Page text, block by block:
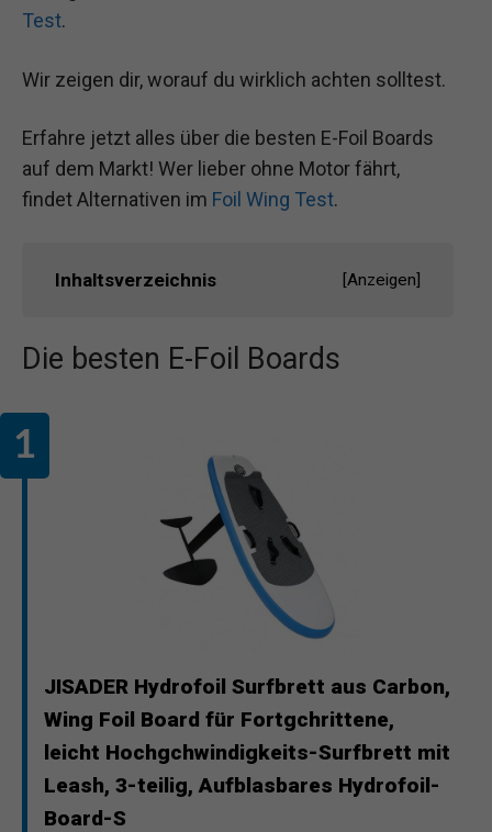
Test.
Wir zeigen dir, worauf du wirklich achten solltest.
Erfahre jetzt alles über die besten E-Foil Boards
auf dem Markt! Wer lieber ohne Motor fährt,
findet Alternativen im Foil Wing Test.
Inhaltsverzeichnis [Anzeigen]
Die besten E-Foil Boards
JISADER Hydrofoil Surfbrett aus Carbon,
Wing Foil Board für Fortgchrittene,
leicht Hochgchwindigkeits-Surfbrett mit
Leash, 3-teilig, Aufblasbares Hydrofoil-
Board-S